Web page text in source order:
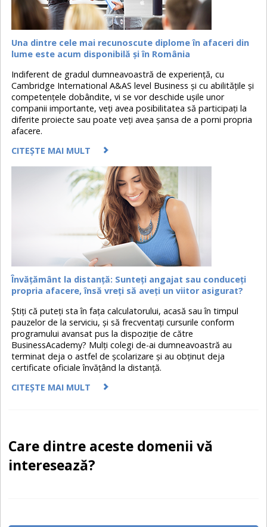
Una dintre cele mai recunoscute diplome în afaceri din
lume este acum disponibilă şi în România
Indiferent de gradul dumneavoastră de experiență, cu
Cambridge International A&AS level Business şi cu abilităţile şi
competenţele dobândite, vi se vor deschide uşile unor
companii importante, veţi avea posibilitatea să participaţi la
diferite proiecte sau poate veţi avea şansa de a porni propria
afacere.
CITEȘTE MAI MULT
Învăţământ la distanţă: Sunteţi angajat sau conduceţi
propria afacere, însă vreţi să aveţi un viitor asigurat?
Ştiţi că puteţi sta în faţa calculatorului, acasă sau în timpul
pauzelor de la serviciu, şi să frecventaţi cursurile conform
programului avansat pus la dispoziţie de către
BusinessAcademy? Mulţi colegi de-ai dumneavoastră au
terminat deja o astfel de şcolarizare şi au obţinut deja
certificate oficiale învăţând la distanţă.
CITEȘTE MAI MULT
Care dintre aceste domenii vă
interesează?